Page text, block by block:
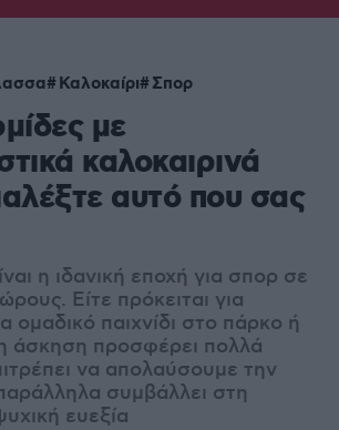
Καλοκαίρι Σπορ
με
καλοκαιρινά
αυτό που σας
η ιδανική εποχή για σπορ σε
Είτε πρόκειται για
ομαδικό παιχνίδι στο πάρκο ή
άσκηση προσφέρει πολλά
να απολαύσουμε την
συμβάλλει στη
ευεξία